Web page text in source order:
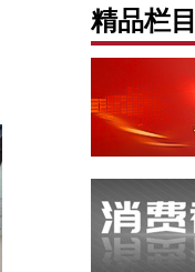
精品栏目